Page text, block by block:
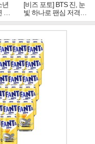
년
중
라
[비즈 포토] BTS 진, 눈
빛 하나로 팬심 저격…
독보적 카리스마